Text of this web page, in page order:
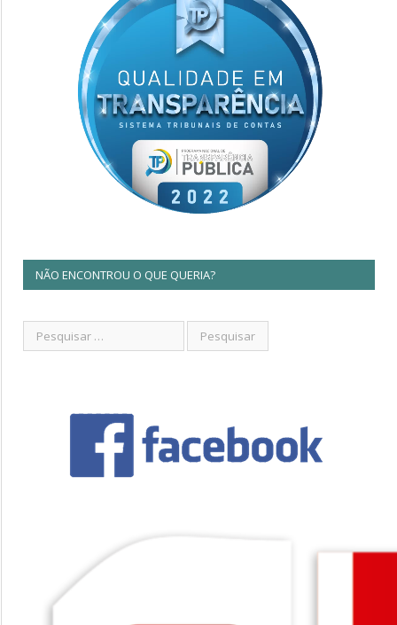
NÃO ENCONTROU O QUE QUERIA?